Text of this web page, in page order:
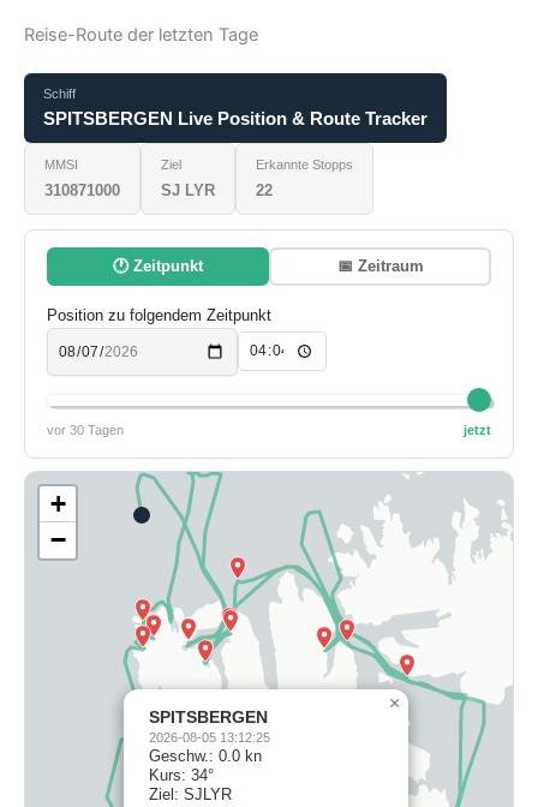
Reise-Route der letzten Tage
Schiff
SPITSBERGEN Live Position & Route Tracker
MMSI
310871000
Ziel
SJ LYR
Erkannte Stopps
22
🕐 Zeitpunkt 📅 Zeitraum
Position zu folgendem Zeitpunkt
vor 30 Tagen jetzt
SPITSBERGEN
2026-08-05 13:12:25
Geschw.: 0.0 kn
Kurs: 34°
Ziel: SJLYR
×
+
−